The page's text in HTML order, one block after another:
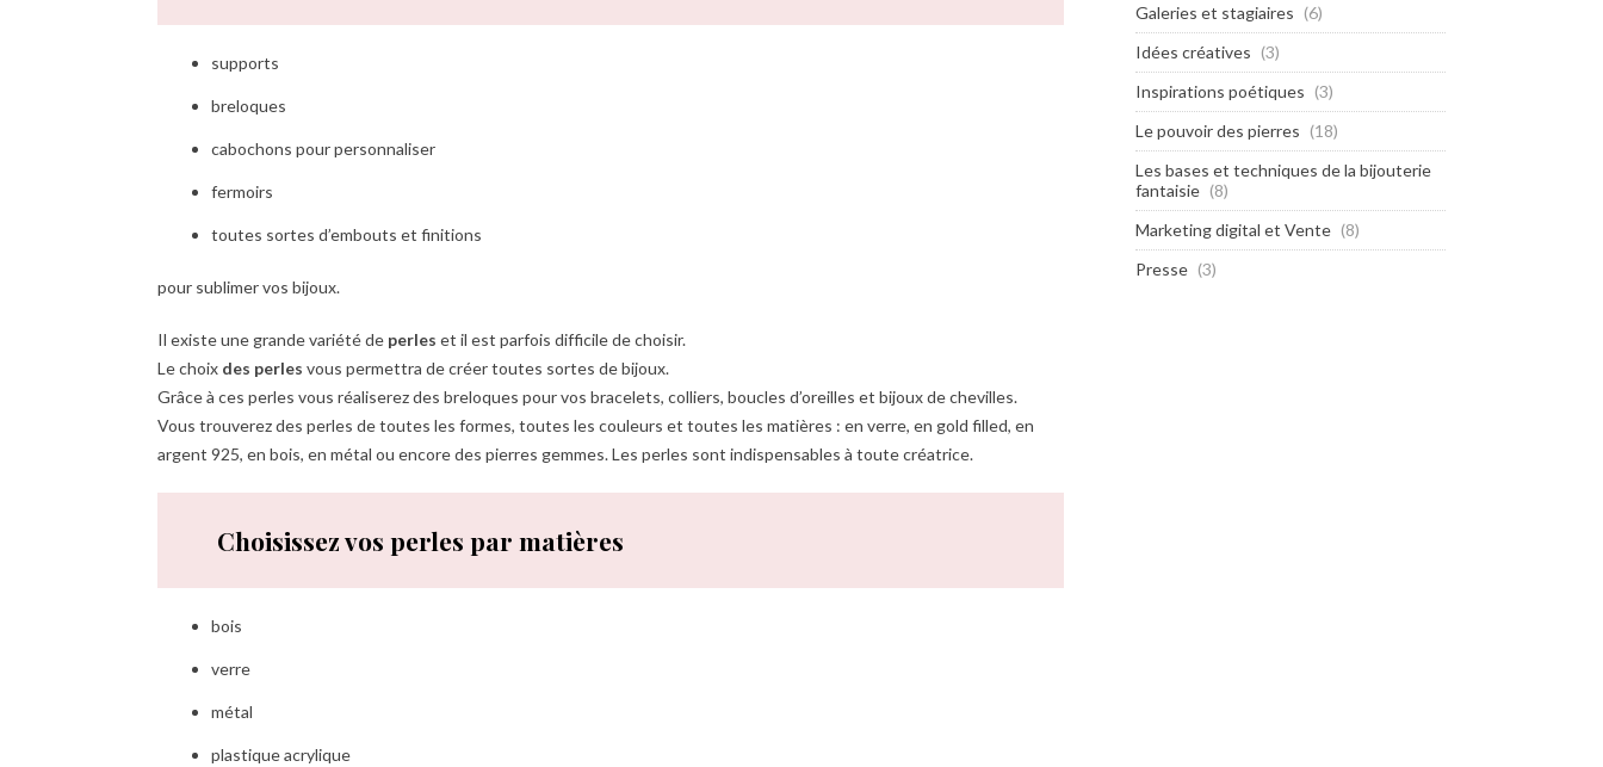
supports
breloques
cabochons pour personnaliser
fermoirs
toutes sortes d’embouts et finitions
pour sublimer vos bijoux.
Il existe une grande variété de perles et il est parfois difficile de choisir.
Le choix des perles vous permettra de créer toutes sortes de bijoux.
Grâce à ces perles vous réaliserez des breloques pour vos bracelets, colliers, boucles d’oreilles et bijoux de chevilles.
Vous trouverez des perles de toutes les formes, toutes les couleurs et toutes les matières : en verre, en gold filled, en
argent 925, en bois, en métal ou encore des pierres gemmes. Les perles sont indispensables à toute créatrice.
Choisissez vos perles par matières
bois
verre
métal
plastique acrylique
Galeries et stagiaires (6)
Idées créatives (3)
Inspirations poétiques (3)
Le pouvoir des pierres (18)
Les bases et techniques de la bijouterie
fantaisie (8)
Marketing digital et Vente (8)
Presse (3)